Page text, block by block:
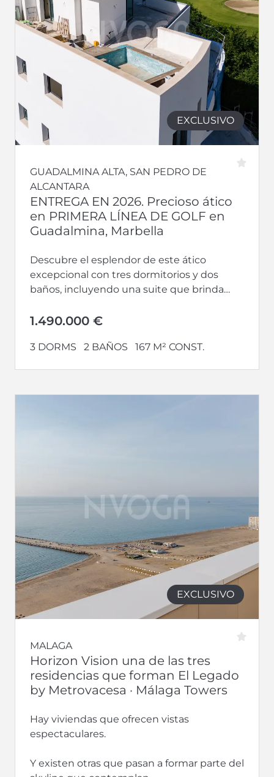
EXCLUSIVO
GUADALMINA ALTA, SAN PEDRO DE
ALCANTARA
ENTREGA EN 2026. Precioso ático
en PRIMERA LÍNEA DE GOLF en
Guadalmina, Marbella
Descubre el esplendor de este ático
excepcional con tres dormitorios y dos
baños, incluyendo una suite que brinda
1.490.000 €
3 DORMS 2 BAÑOS 167 M² CONST.
EXCLUSIVO
MALAGA
Horizon Vision una de las tres
residencias que forman El Legado
by Metrovacesa · Málaga Towers
Hay viviendas que ofrecen vistas
espectaculares.
Y existen otras que pasan a formar parte del